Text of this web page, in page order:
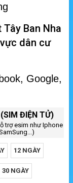
Ban Nha
dân cư
Google,
(SIM ĐIỆN TỬ)
trợ esim như Iphone
12 NGÀY
30 NGÀY